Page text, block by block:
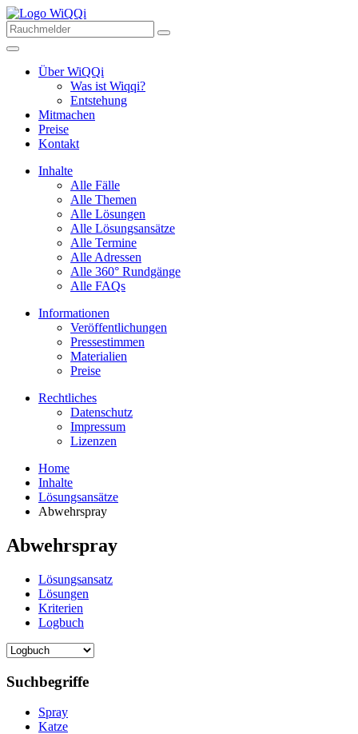
Über WiQQi
Was ist Wiqqi?
Entstehung
Mitmachen
Preise
Kontakt
Inhalte
Alle Fälle
Alle Themen
Alle Lösungen
Alle Lösungsansätze
Alle Termine
Alle Adressen
Alle 360° Rundgänge
Alle FAQs
Informationen
Veröffentlichungen
Pressestimmen
Materialien
Preise
Rechtliches
Datenschutz
Impressum
Lizenzen
Home
Inhalte
Lösungsansätze
Abwehrspray
Abwehrspray
Lösungsansatz
Lösungen
Kriterien
Logbuch
Suchbegriffe
Spray
Katze